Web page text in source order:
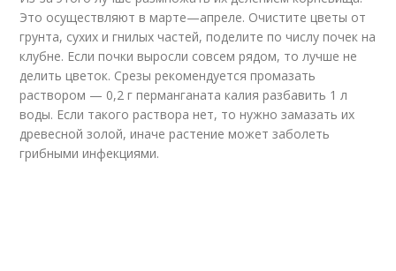
Это осуществляют в марте—апреле. Очистите цветы от
грунта, сухих и гнилых частей, поделите по числу почек на
клубне. Если почки выросли совсем рядом, то лучше не
делить цветок. Срезы рекомендуется промазать
раствором — 0,2 г перманганата калия разбавить 1 л
воды. Если такого раствора нет, то нужно замазать их
древесной золой, иначе растение может заболеть
грибными инфекциями.